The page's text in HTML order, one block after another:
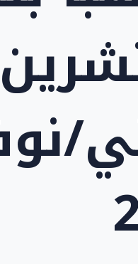
تشرين